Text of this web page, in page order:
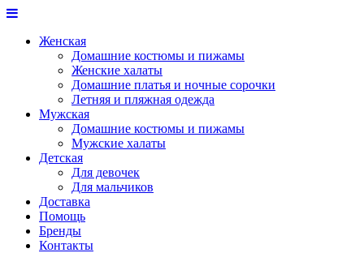
Женская
Домашние костюмы и пижамы
Женские халаты
Домашние платья и ночные сорочки
Летняя и пляжная одежда
Мужская
Домашние костюмы и пижамы
Мужские халаты
Детская
Для девочек
Для мальчиков
Доставка
Помощь
Бренды
Контакты